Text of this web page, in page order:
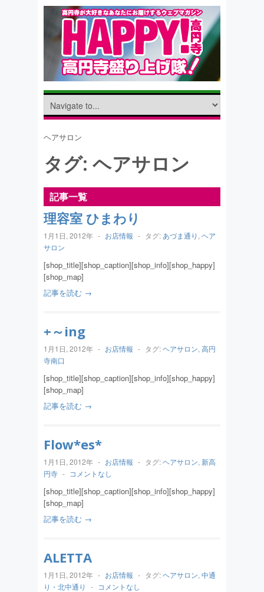
ヘアサロン
タグ: ヘアサロン
記事一覧
理容室 ひまわり
1月1日, 2012年 - お店情報 - タグ: あづま通り , ヘア
サロン
[shop_title][shop_caption][shop_info][shop_happy]
[shop_map]
記事を読む →
+～ing
1月1日, 2012年 - お店情報 - タグ:ヘアサロン, 高円
寺南口
[shop_title][shop_caption][shop_info][shop_happy]
[shop_map]
記事を読む →
Flow*es*
1月1日, 2012年 - お店情報 - タグ:ヘアサロン, 新高
円寺 - コメントなし
[shop_title][shop_caption][shop_info][shop_happy]
[shop_map]
記事を読む →
ALETTA
1月1日, 2012年 - お店情報 - タグ:ヘアサロン, 中通
り・北中通り
- コメントなし